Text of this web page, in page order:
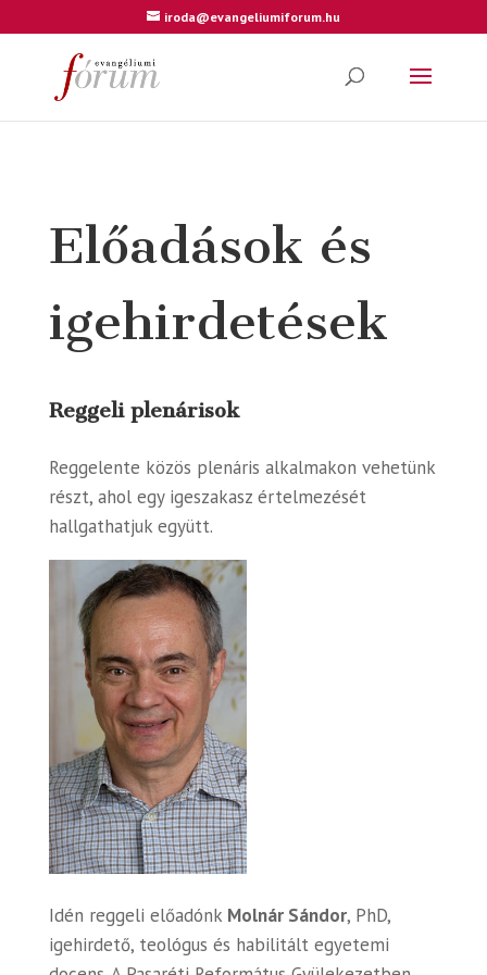
iroda@evangeliumiforum.hu
Előadások és
igehirdetések
Reggeli plenárisok
Reggelente közös plenáris alkalmakon vehetünk
részt, ahol egy igeszakasz értelmezését
hallgathatjuk együtt.
Idén reggeli előadónk Molnár Sándor, PhD,
igehirdető, teológus és habilitált egyetemi